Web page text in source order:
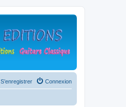
Connexion
S’enregistrer